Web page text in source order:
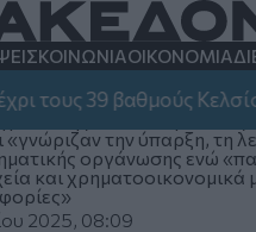
ΚΟΙΝΩΝΙΑΟΙΚΟΝΟΜΙΑ
39 βαθμούς Κελσίου
Η
για την
δίκη
την ύπαρξη, τη
οργάνωσης ενώ
και χρηματοοικονομικά
2025, 08:09